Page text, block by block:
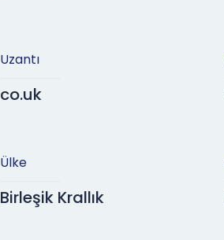
Uzantı
co.uk
Ülke
Birleşik Krallık